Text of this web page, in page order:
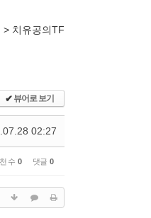
등록 안내
> 치유공의TF
✔ 뷰어로 보기
02:27
수 0 댓글 0